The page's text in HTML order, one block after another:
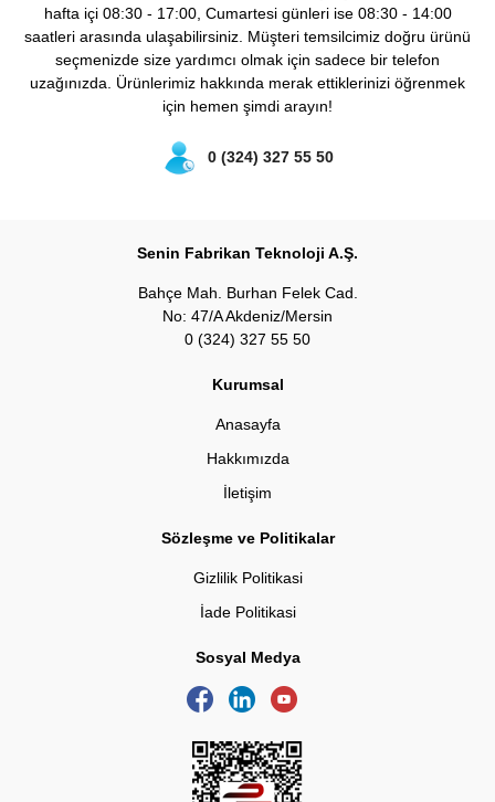
hafta içi 08:30 - 17:00, Cumartesi günleri ise 08:30 - 14:00
saatleri arasında ulaşabilirsiniz. Müşteri temsilcimiz doğru ürünü
seçmenizde size yardımcı olmak için sadece bir telefon
uzağınızda. Ürünlerimiz hakkında merak ettiklerinizi öğrenmek
için hemen şimdi arayın!
0 (324) 327 55 50
Senin Fabrikan Teknoloji A.Ş.
Bahçe Mah. Burhan Felek Cad.
No: 47/A Akdeniz/Mersin
0 (324) 327 55 50
Kurumsal
Anasayfa
Hakkımızda
İletişim
Sözleşme ve Politikalar
Gizlilik Politikasi
İade Politikasi
Sosyal Medya